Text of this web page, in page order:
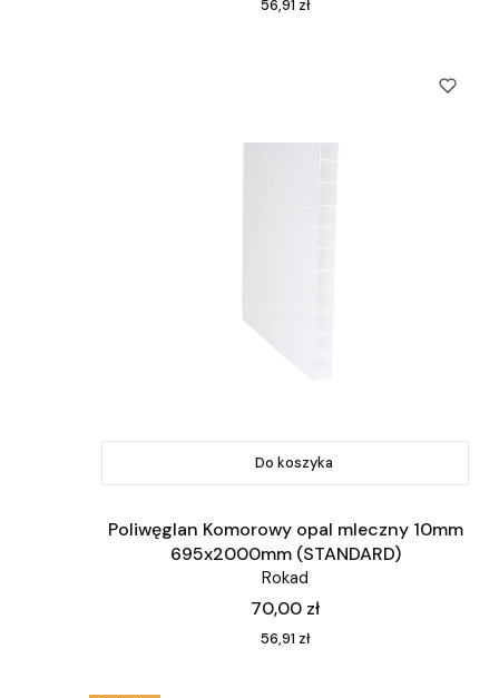
56,91 zł
Do koszyka
Poliwęglan Komorowy opal mleczny 10mm
695x2000mm (STANDARD)
Rokad
Cena
70,00 zł
Cena
56,91 zł